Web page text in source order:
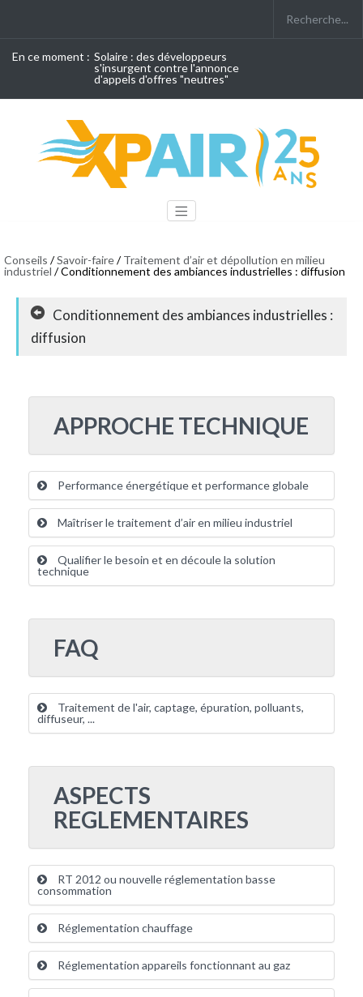
En ce moment : Solaire : des développeurs
s'insurgent contre l'annonce
d'appels d'offres "neutres"
Conseils /Savoir-faire/Traitement d’air et dépollution en milieu
industriel / Conditionnement des ambiances industrielles : diffusion
Conditionnement des ambiances industrielles :
diffusion
APPROCHE TECHNIQUE
Performance énergétique et performance globale
Maîtriser le traitement d’air en milieu industriel
Qualifier le besoin et en découle la solution
technique
FAQ
Traitement de l'air, captage, épuration, polluants,
diffuseur, ...
ASPECTS
REGLEMENTAIRES
RT 2012 ou nouvelle réglementation basse
consommation
Réglementation chauffage
Réglementation appareils fonctionnant au gaz